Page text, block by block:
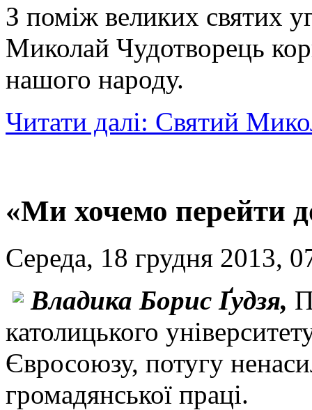
З поміж великих святих
Миколай Чудотворець
нашого народу.
Читати далі: Святий
«Ми хочемо перейти
Середа, 18 грудня 2013,
Владика Борис Ґудзя,
католицького
Євросоюзу, потугу
громадянської праці.